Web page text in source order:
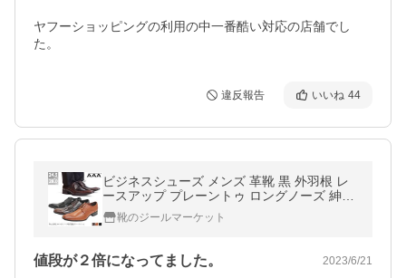
ヤフーショッピングの利用の中一番酷い対応の店舗でし
た。
違反報告 いいね 44
ビジネスシューズ メンズ 革靴 黒 外羽根 レ
ースアップ プレーントゥ ロングノーズ 紳士
24.5-28cm No.2642 AAA+
靴のジールマーケット
値段が２倍になってました。 2023/6/21